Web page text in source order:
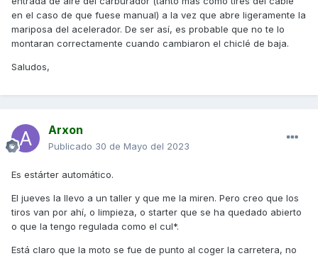
en el caso de que fuese manual) a la vez que abre ligeramente la
mariposa del acelerador. De ser así, es probable que no te lo
montaran correctamente cuando cambiaron el chiclé de baja.
Saludos,
Arxon
Publicado 30 de Mayo del 2023
Es estárter automático.
El jueves la llevo a un taller y que me la miren. Pero creo que los
tiros van por ahí, o limpieza, o starter que se ha quedado abierto
o que la tengo regulada como el cul*.
Está claro que la moto se fue de punto al coger la carretera, no